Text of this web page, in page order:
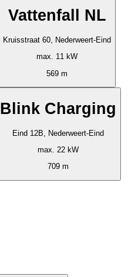
Vattenfall NL
Kruisstraat 60, Nederweert-Eind
max. 11 kW
569 m
Blink Charging
Eind 12B, Nederweert-Eind
max. 22 kW
709 m